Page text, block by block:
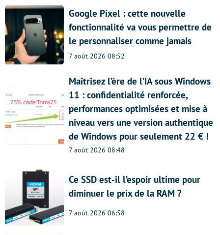
Google Pixel : cette nouvelle
fonctionnalité va vous permettre de
le personnaliser comme jamais
7 août 2026 08:52
Maîtrisez l’ère de l’IA sous Windows
11 : confidentialité renforcée,
performances optimisées et mise à
niveau vers une version authentique
de Windows pour seulement 22 € !
7 août 2026 08:48
Ce SSD est-il l’espoir ultime pour
diminuer le prix de la RAM ?
7 août 2026 06:58